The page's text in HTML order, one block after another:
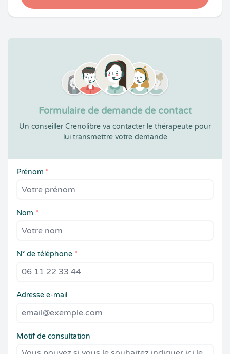
Formulaire de demande de contact
Un conseiller Crenolibre va contacter le thérapeute pour
lui transmettre votre demande
Prénom *
Nom *
N° de téléphone *
Adresse e-mail
Motif de consultation